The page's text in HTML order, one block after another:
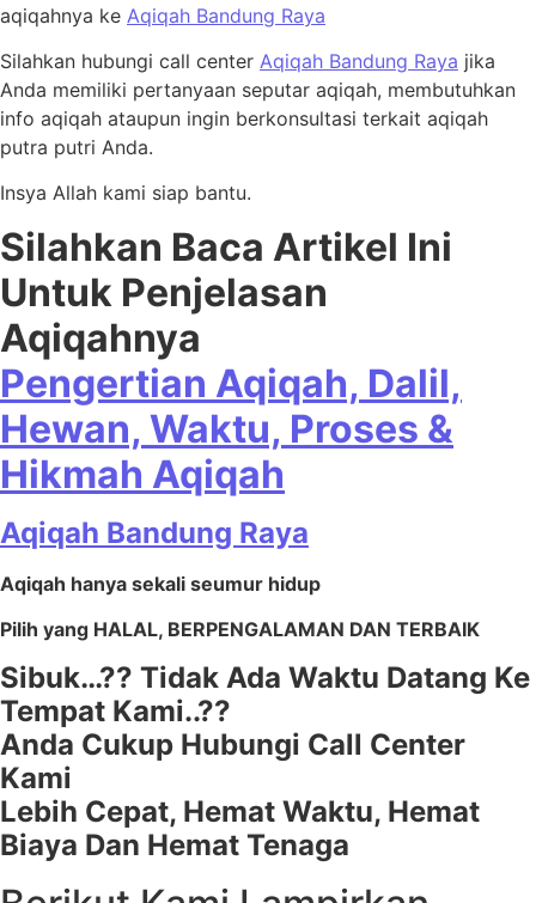
aqiqahnya ke Aqiqah Bandung Raya
Silahkan hubungi call center Aqiqah Bandung Raya jika
Anda memiliki pertanyaan seputar aqiqah, membutuhkan
info aqiqah ataupun ingin berkonsultasi terkait aqiqah
putra putri Anda.
Insya Allah kami siap bantu.
Silahkan Baca Artikel Ini
Untuk Penjelasan
Aqiqahnya
Pengertian Aqiqah, Dalil,
Hewan, Waktu, Proses &
Hikmah Aqiqah
Aqiqah Bandung Raya
Aqiqah hanya sekali seumur hidup
Pilih yang HALAL, BERPENGALAMAN DAN TERBAIK
Sibuk…?? Tidak Ada Waktu Datang Ke
Tempat Kami..??
Anda Cukup Hubungi Call Center
Kami
Lebih Cepat, Hemat Waktu, Hemat
Biaya Dan Hemat Tenaga